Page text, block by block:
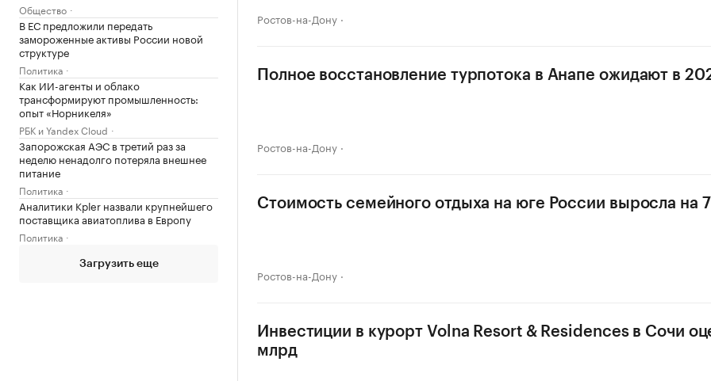
Общество
В ЕС предложили передать
замороженные активы России новой
структуре
Политика
Как ИИ-агенты и облако
трансформируют промышленность:
опыт «Норникеля»
РБК и Yandex Cloud
Запорожская АЭС в третий раз за
неделю ненадолго потеряла внешнее
питание
Политика
Аналитики Kpler назвали крупнейшего
поставщика авиатоплива в Европу
Политика
Загрузить еще
Ростов-на-Дону
Полное восстановление турпотока в Анапе ожидают в
Ростов-на-Дону
Стоимость семейного отдыха на юге России выросла на
Ростов-на-Дону
Инвестиции в курорт Volna Resort & Residences в Сочи
млрд